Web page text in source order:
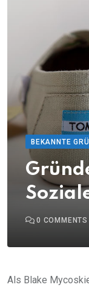
BEKANNTE
0 COMMENTS
Als Blake